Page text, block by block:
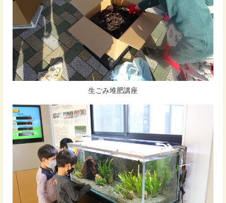
生ごみ堆肥講座